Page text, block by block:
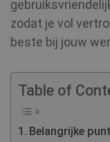
zodat je vol
beste bij jouw
Table of
Belangrijke